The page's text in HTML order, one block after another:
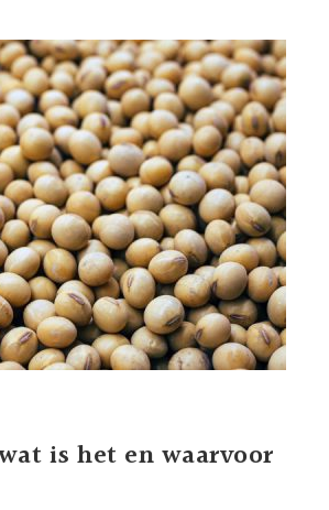
is het en waarvoor